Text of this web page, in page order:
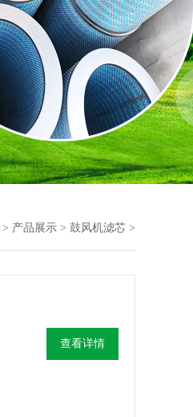
> 产品展示 > 鼓风机滤芯 >
查看详情